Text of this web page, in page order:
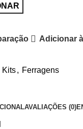
Adicionar
Kits, Ferragens
AVALIAÇÕES (0)